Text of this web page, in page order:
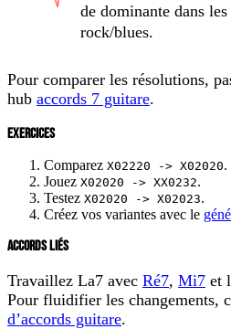
de dominante dans
rock/blues.
Pour comparer les résolutions,
hub accords 7 guitare.
EXERCICES
Comparez X02220 -> X02020.
Jouez X02020 -> XX0232.
Testez X02020 -> X02023.
Créez vos variantes avec le
ACCORDS LIÉS
Travaillez La7 avec Ré7, Mi7 et
Pour fluidifier les changements,
d’accords guitare.